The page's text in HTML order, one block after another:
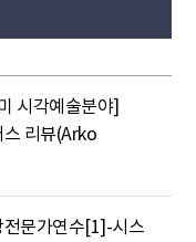
시각예술분야]
리뷰(Arko
전문가연수[1]-시스